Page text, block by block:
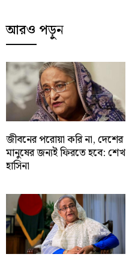
আরও পড়ুন
জীবনের পরোয়া করি না, দেশের
মানুষের জন্যই ফিরতে হবে: শেখ
হাসিনা